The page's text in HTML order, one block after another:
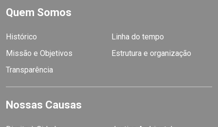
Quem Somos
Histórico
Linha do tempo
Missão e Objetivos
Estrutura e organização
Transparência
Nossas Causas